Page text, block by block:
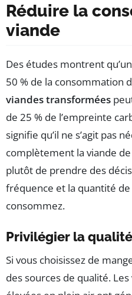
Réduire la
viande
Des études montrent
50 % de la consommation
viandes transformées
de 25 % de l’empreinte
signifie qu’il ne s’agit pas
complètement la viande
plutôt de prendre des
fréquence et la quantité
consommez.
Privilégier la qualité
Si vous choisissez de
des sources de qualité.